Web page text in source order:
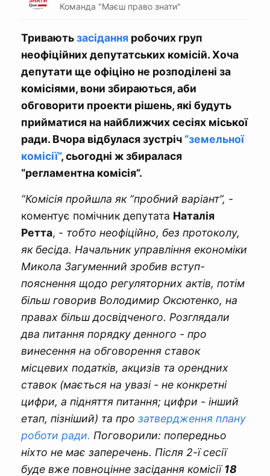
Команда "Маєш право знати"
Триваютьзасідання робочих груп
неофіційних депутатських комісій. Хоча
депутати ще офіціно не розподілені за
комісіями, вони збираються, аби
обговорити проекти рішень, які будуть
прийматися на найближчих сесіях міської
ради. Вчора відбулася зустріч “земельної
комісії”, сьогодні ж збиралася
“регламентна комісія”.
“Комісія пройшла як “пробний варіант”, -
коментує помічник депутата Наталія
Ретта, - тобто неофіційно, без протоколу,
як бесіда. Начальник управління економіки
Микола Загуменний зробив вступ-
пояснення щодо регуляторних актів, потім
більш говорив Володимир Оксютенко, на
правах більш досвідченого. Розглядали
два питання порядку денного - про
винесення на обговорення ставок
місцевих податків, акцизів та орендних
ставок (мається на увазі - не конкретні
цифри, а підняття питання; цифри - інший
етап, пізніший) та про затвердження плану
роботи ради. Поговорили: попередньо
ніхто не має заперечень. Після 2-ї сесії
буде вже повноцінне засідання комісії18